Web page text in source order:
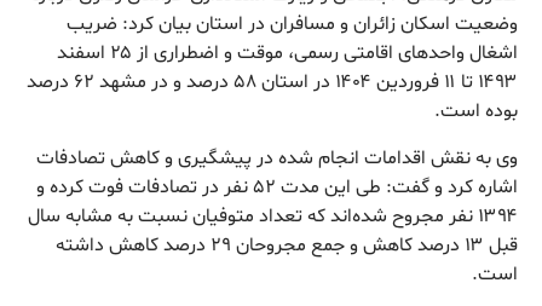
وضعیت اسکان زائران و مسافران در استان بیان کرد: ضریب
اشغال واحدهای اقامتی رسمی، موقت و اضطراری از ۲۵ اسفند
۱۴۹۳ تا ۱۱ فروردین ۱۴۰۴ در استان ۵۸ درصد و در مشهد ۶۲ درصد
بوده است.
وی به نقش اقدامات انجام شده در پیشگیری و کاهش تصادفات
اشاره کرد و گفت: طی این مدت ۵۲ نفر در تصادفات فوت کرده و
۱۳۹۴ نفر مجروح شده‌اند که تعداد متوفیان نسبت به مشابه سال
قبل ۱۳ درصد کاهش و جمع مجروحان ۲۹ درصد کاهش داشته
است.